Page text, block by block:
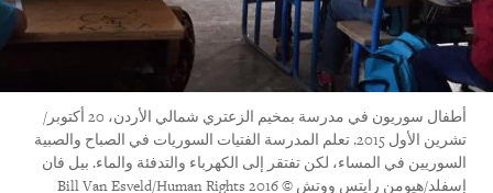
أطفال سوريون في مدرسة بمخيم الزعتري شمالي الأردن، 20 أكتوبر/
تشرين الأول 2015. تعلم المدرسة الفتيات السوريات في الصباح والصبية
السوريين في المساء، لكن تفتقر إلى الكهرباء والتدفئة والماء. بيل فان
إسفلد/هيومن رايتس ووتش © 2016 Bill Van Esveld/Human Rights